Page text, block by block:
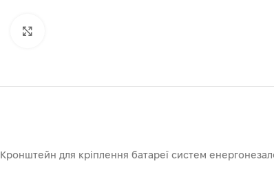
Кронштейн для кріплення батареї систем